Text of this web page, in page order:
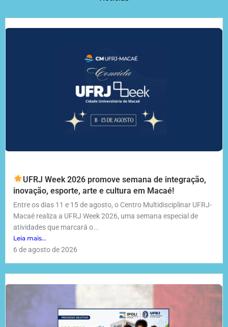
UFRJ Week 2026 promove semana de integração,
inovação, esporte, arte e cultura em Macaé!
Entre os dias 11 e 15 de agosto, o Centro Multidisciplinar UFRJ-
Macaé realiza a UFRJ Week 2026, uma semana especial de
atividades que marcará o...
Leia mais...
6 de agosto de 2026